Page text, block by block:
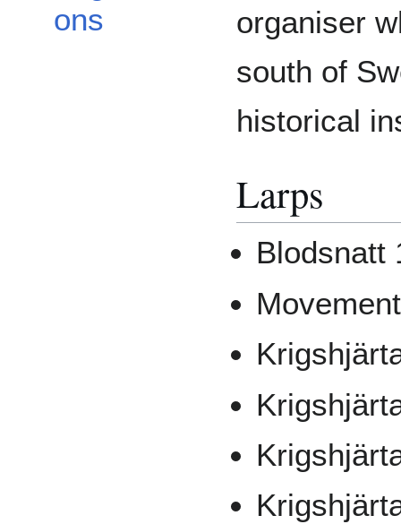
ons
organiser
south of
historical
Larps
Blodsnatt